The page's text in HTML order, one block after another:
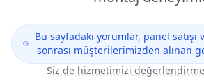
Bu sayfadaki yorumlar, panel
sonrası müşterilerimizden alınan
Siz de hizmetimizi